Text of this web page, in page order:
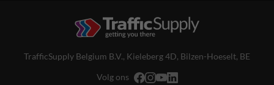
TrafficSupply Belgium B.V., Kieleberg 4D, Bilzen-Hoeselt, BE
Volg ons